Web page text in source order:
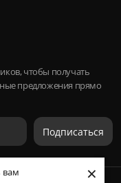
вам
×
чтобы получать
предложения прямо
Подписаться